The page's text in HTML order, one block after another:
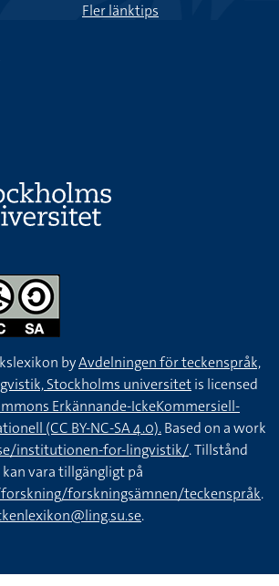
Fler länktips
byAvdelningen för teckenspråk,
Stockholms universitetis licensed
Erkännande-IckeKommersiell-
(CC BY-NC-SA 4.0).Based on a work
institutionen-for-lingvistik/. Tillstånd
vara tillgängligt på
forskningsämnen/teckenspråk.
.